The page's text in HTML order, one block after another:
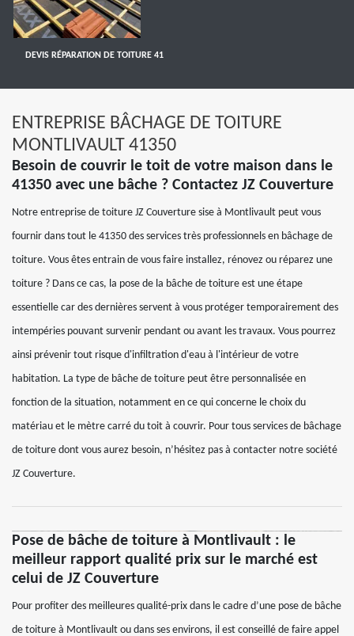
DEVIS RÉPARATION DE TOITURE 41
ENTREPRISE BÂCHAGE DE TOITURE
MONTLIVAULT 41350
Besoin de couvrir le toit de votre maison dans le
41350 avec une bâche ? Contactez JZ Couverture
Notre entreprise de toiture JZ Couverture sise à Montlivault peut vous
fournir dans tout le 41350 des services très professionnels en bâchage de
toiture. Vous êtes entrain de vous faire installez, rénovez ou réparez une
toiture ? Dans ce cas, la pose de la bâche de toiture est une étape
essentielle car des dernières servent à vous protéger temporairement des
intempéries pouvant survenir pendant ou avant les travaux. Vous pourrez
ainsi prévenir tout risque d'infiltration d'eau à l'intérieur de votre
habitation. La type de bâche de toiture peut être personnalisée en
fonction de la situation, notamment en ce qui concerne le choix du
matériau et le mètre carré du toit à couvrir. Pour tous services de bâchage
de toiture dont vous aurez besoin, n’hésitez pas à contacter notre société
JZ Couverture.
Pose de bâche de toiture à Montlivault : le
meilleur rapport qualité prix sur le marché est
celui de JZ Couverture
Pour profiter des meilleures qualité-prix dans le cadre d’une pose de bâche
de toiture à Montlivault ou dans ses environs, il est conseillé de faire appel